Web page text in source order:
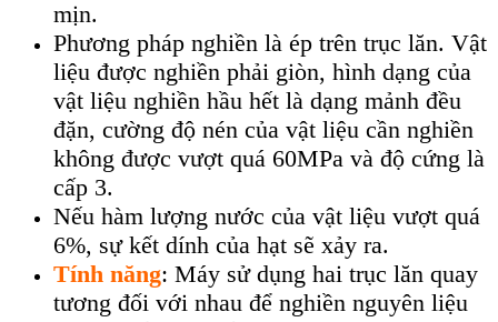
mịn.
Phương pháp nghiền là ép trên trục lăn. Vật
liệu được nghiền phải giòn, hình dạng của
vật liệu nghiền hầu hết là dạng mảnh đều
đặn, cường độ nén của vật liệu cần nghiền
không được vượt quá 60MPa và độ cứng là
cấp 3.
Nếu hàm lượng nước của vật liệu vượt quá
6%, sự kết dính của hạt sẽ xảy ra.
Tính năng: Máy sử dụng hai trục lăn quay
tương đối với nhau để nghiền nguyên liệu